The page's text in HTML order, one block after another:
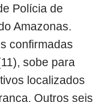
Polícia de
Amazonas.
confirmadas
sobe para
localizados
Outros seis